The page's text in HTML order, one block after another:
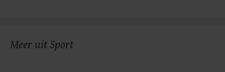
Meer uit Sport